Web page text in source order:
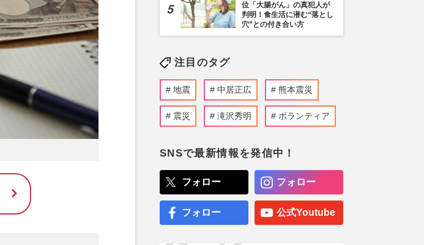
位「大腸がん」の真犯人が
判明！食生活に潜む“落とし
穴”との付き合い方
注目のタグ
地震 中居正広 熊本震災
震災 滝沢秀明 ボランティア
SNSで最新情報を発信中！
フォロー フォロー
フォロー 公式Youtube